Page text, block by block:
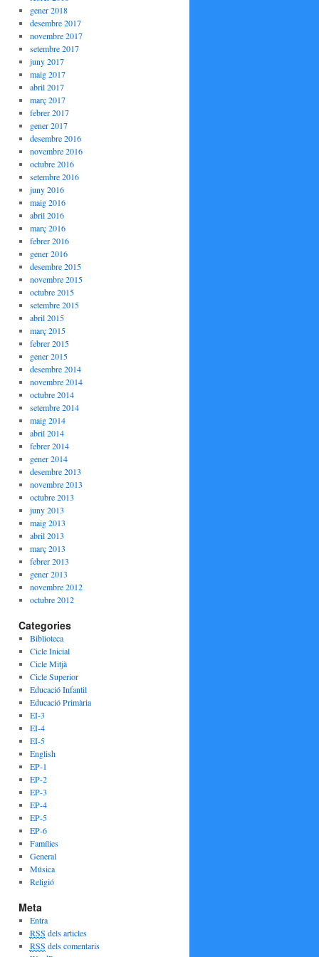
gener 2018
desembre 2017
novembre 2017
setembre 2017
juny 2017
maig 2017
abril 2017
març 2017
febrer 2017
gener 2017
desembre 2016
novembre 2016
octubre 2016
setembre 2016
juny 2016
maig 2016
abril 2016
març 2016
febrer 2016
gener 2016
desembre 2015
novembre 2015
octubre 2015
setembre 2015
abril 2015
març 2015
febrer 2015
gener 2015
desembre 2014
novembre 2014
octubre 2014
setembre 2014
maig 2014
abril 2014
febrer 2014
gener 2014
desembre 2013
novembre 2013
octubre 2013
juny 2013
maig 2013
abril 2013
març 2013
febrer 2013
gener 2013
novembre 2012
octubre 2012
Categories
Biblioteca
Cicle Inicial
Cicle Mitjà
Cicle Superior
Educació Infantil
Educació Primària
EI-3
EI-4
EI-5
English
EP-1
EP-2
EP-3
EP-4
EP-5
EP-6
Famílies
General
Música
Religió
Meta
Entra
RSS dels articles
RSS dels comentaris